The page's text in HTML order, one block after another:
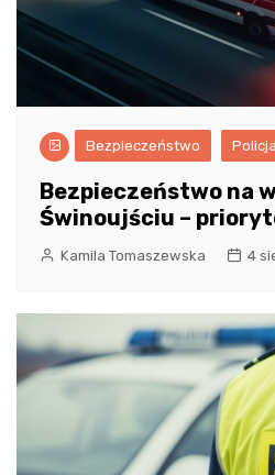
Bezpieczeństwo Policja
Bezpieczeństwo na
Świnoujściu –
Kamila Tomaszewska 4